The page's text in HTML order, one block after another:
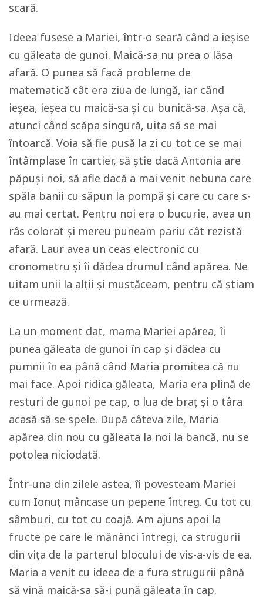
scară.
Ideea fusese a Mariei, într-o seară când a ieșise
cu găleata de gunoi. Maică-sa nu prea o lăsa
afară. O punea să facă probleme de
matematică cât era ziua de lungă, iar când
ieșea, ieșea cu maică-sa și cu bunică-sa. Așa că,
atunci când scăpa singură, uita să se mai
întoarcă. Voia să fie pusă la zi cu tot ce se mai
întâmplase în cartier, să știe dacă Antonia are
păpuși noi, să afle dacă a mai venit nebuna care
spăla banii cu săpun la pompă şi care cu care s-
au mai certat. Pentru noi era o bucurie, avea un
râs colorat și mereu puneam pariu cât rezistă
afară. Laur avea un ceas electronic cu
cronometru și îi dădea drumul când apărea. Ne
uitam unii la alţii și mustăceam, pentru că știam
ce urmează.
La un moment dat, mama Mariei apărea, îi
punea găleata de gunoi în cap și dădea cu
pumnii în ea până când Maria promitea că nu
mai face. Apoi ridica găleata, Maria era plină de
resturi de gunoi pe cap, o lua de braț și o târa
acasă să se spele. După câteva zile, Maria
apărea din nou cu găleata la noi la bancă, nu se
potolea niciodată.
Într-una din zilele astea, îi povesteam Mariei
cum Ionuț mâncase un pepene întreg. Cu tot cu
sâmburi, cu tot cu coajă. Am ajuns apoi la
fructe pe care le mănânci întregi, ca strugurii
din vița de la parterul blocului de vis-a-vis de ea.
Maria a venit cu ideea de a fura strugurii până
să vină maică-sa să-i pună găleata în cap.